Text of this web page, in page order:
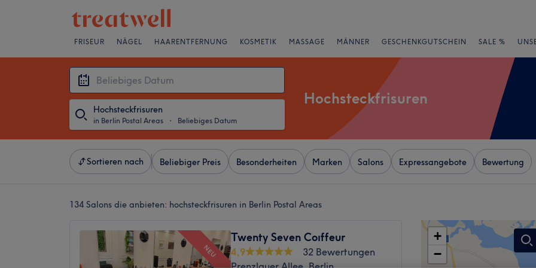
FRISEUR NÄGEL HAARENTFERNUNG KOSMETIK MASSAGE MÄNNER GESCHENKGUTSCHEIN SALE %
Hochsteckfrisuren
in Berlin Postal Areas ・ Beliebiges Datum
Hochsteckfrisuren
Sortieren nach Beliebiger Preis Besonderheiten Marken Salons Expressangebote Bewertung
134 Salons die anbieten: hochsteckfrisuren in Berlin Postal Areas
NEU
Twenty Seven Coıffeur
4,9
32 Bewertungen
+
−